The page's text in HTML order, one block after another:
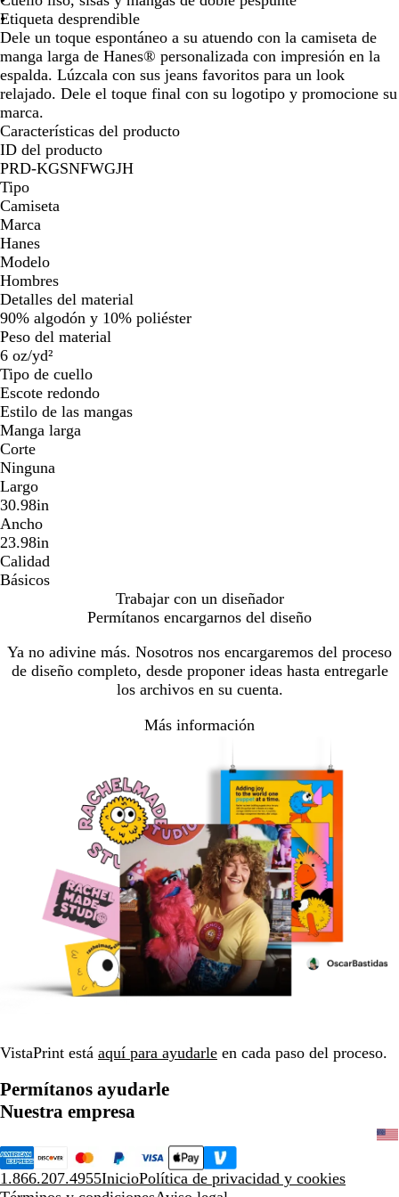
Etiqueta desprendible
Dele un toque espontáneo a su atuendo con la camiseta de
manga larga de Hanes® personalizada con impresión en la
espalda. Lúzcala con sus jeans favoritos para un look
relajado. Dele el toque final con su logotipo y promocione su
marca.
Características del producto
ID del producto
PRD-KGSNFWGJH
Tipo
Camiseta
Marca
Hanes
Modelo
Hombres
Detalles del material
90% algodón y 10% poliéster
Peso del material
6 oz/yd²
Tipo de cuello
Escote redondo
Estilo de las mangas
Manga larga
Corte
Ninguna
Largo
30.98in
Ancho
23.98in
Calidad
Básicos
Trabajar con un diseñador
Permítanos encargarnos del diseño
Ya no adivine más. Nosotros nos encargaremos del proceso
de diseño completo, desde proponer ideas hasta entregarle
los archivos en su cuenta.
Más información
VistaPrint está aquí para ayudarle en cada paso del proceso.
Permítanos ayudarle
Nuestra empresa
1.866.207.4955InicioPolítica de privacidad y cookies